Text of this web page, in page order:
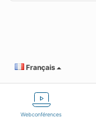
Webconférences
Français